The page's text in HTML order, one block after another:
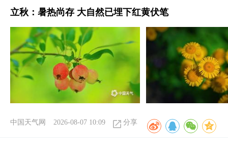
立秋：暑热尚存 大自然已埋下红黄伏笔
中国天气网 2026-08-07 10:09 分享